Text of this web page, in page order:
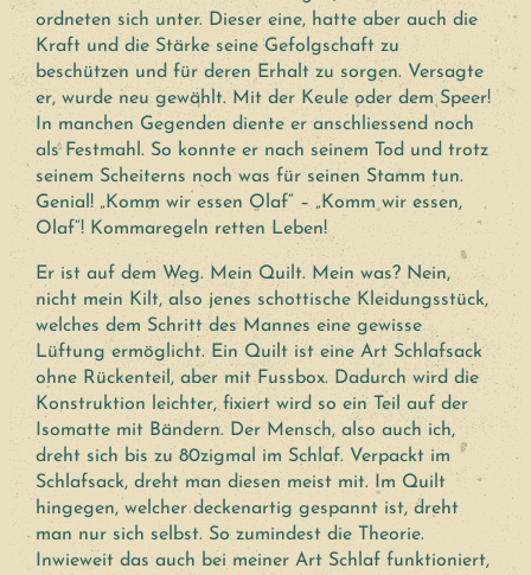
ordneten sich unter. Dieser eine, hatte aber auch die
Kraft und die Stärke seine Gefolgschaft zu
beschützen und für deren Erhalt zu sorgen. Versagte
er, wurde neu gewählt. Mit der Keule oder dem Speer!
In manchen Gegenden diente er anschliessend noch
als Festmahl. So konnte er nach seinem Tod und trotz
seinem Scheiterns noch was für seinen Stamm tun.
Genial! „Komm wir essen Olaf“ – „Komm wir essen,
Olaf“! Kommaregeln retten Leben!
Er ist auf dem Weg. Mein Quilt. Mein was? Nein,
nicht mein Kilt, also jenes schottische Kleidungsstück,
welches dem Schritt des Mannes eine gewisse
Lüftung ermöglicht. Ein Quilt ist eine Art Schlafsack
ohne Rückenteil, aber mit Fussbox. Dadurch wird die
Konstruktion leichter, fixiert wird so ein Teil auf der
Isomatte mit Bändern. Der Mensch, also auch ich,
dreht sich bis zu 80zigmal im Schlaf. Verpackt im
Schlafsack, dreht man diesen meist mit. Im Quilt
hingegen, welcher deckenartig gespannt ist, dreht
man nur sich selbst. So zumindest die Theorie.
Inwieweit das auch bei meiner Art Schlaf funktioniert,